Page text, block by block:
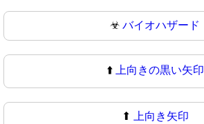
☣ バイオハザード
⬆️ 上向きの黒い矢印
⬆ 上向き矢印